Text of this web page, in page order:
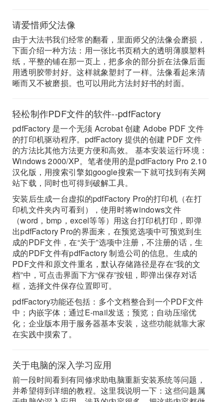
请爱惜师父法像
由于大法书我们经常的翻看，里面师父的法像会磨损，
下面介绍一种方法：用一张比书页稍大的透明薄膜塑料
纸，平整的铺在那一页上，把多余的部分折在法像后面
用透明胶带封好。这样就象塑封了一样。法像看起来清
晰而又不被磨损。也可以用此方法封好书的封面。
轻松制作PDF文件的软件--pdfFactory
pdfFactory 是一个无须 Acrobat 创建 Adobe PDF 文件
的打印机驱动程序。pdfFactory 提供的创建 PDF 文件
的方法比其他方法更方便和高效。 基本安装运行环境：
Windows 2000/XP。笔者使用的是pdfFactory Pro 2.10
汉化版，用搜索引擎如google搜索一下就可找到有关网
站下载，同时也可得到破解工具。
安装后生成一台虚拟的pdfFactory Pro的打印机（在打
印机文件夹内可看到），使用时将windows文件
（word，bmp，excel等等）用这台打印机打印，即弹
出pdfFactory Pro的界面来，在预览选项中可预览到生
成的PDF文件，在“关于”选项中注册，不注册的话，生
成的PDF文件有pdfFactory 制造公司的信息。生成的
PDF文件和原文件重名，默认存储路径是存在“我的文
档”中，可点击界面下方“保存”按钮，即弹出保存对话
框，选择文件保存位置即可。
pdfFactory功能还包括：多个文档整合到一个PDF文件
中；内嵌字体；通过E-mail发送；预览；自动压缩优
化；企业版本用于服务器基本安装，这些功能就靠大家
在实践中摸索了。
关于电脑的深入学习应用
前一段时间看到有同修求助电脑重新安装系统等问题，
并希望得到详细的教程。这里我说明一下：这些问题属